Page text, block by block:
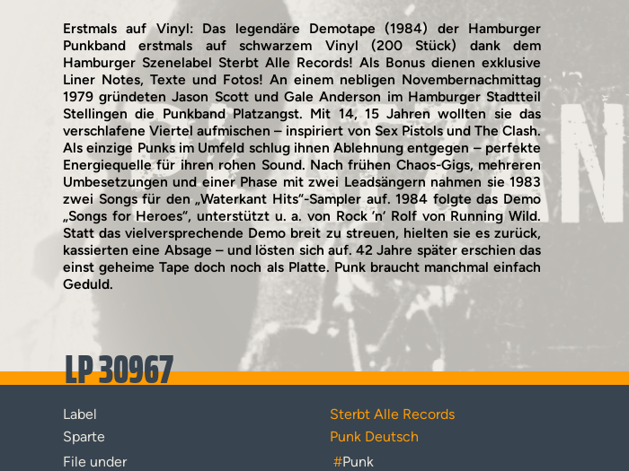
Erstmals auf Vinyl: Das legendäre Demotape (1984) der Hamburger
Punkband erstmals auf schwarzem Vinyl (200 Stück) dank dem
Hamburger Szenelabel Sterbt Alle Records! Als Bonus dienen exklusive
Liner Notes, Texte und Fotos! An einem nebligen Novembernachmittag
1979 gründeten Jason Scott und Gale Anderson im Hamburger Stadtteil
Stellingen die Punkband Platzangst. Mit 14, 15 Jahren wollten sie das
verschlafene Viertel aufmischen – inspiriert von Sex Pistols und The Clash.
Als einzige Punks im Umfeld schlug ihnen Ablehnung entgegen – perfekte
Energiequelle für ihren rohen Sound. Nach frühen Chaos-Gigs, mehreren
Umbesetzungen und einer Phase mit zwei Leadsängern nahmen sie 1983
zwei Songs für den „Waterkant Hits“-Sampler auf. 1984 folgte das Demo
„Songs for Heroes“, unterstützt u. a. von Rock ’n‘ Rolf von Running Wild.
Statt das vielversprechende Demo breit zu streuen, hielten sie es zurück,
kassierten eine Absage – und lösten sich auf. 42 Jahre später erschien das
einst geheime Tape doch noch als Platte. Punk braucht manchmal einfach
Geduld.
LP 30967
Label
Sterbt Alle Records
Sparte
Punk Deutsch
File under
#Punk